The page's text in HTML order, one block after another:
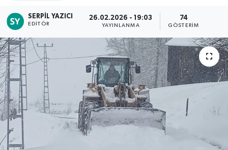
SERPIL YAZICI
EDITÖR
26.02.2026 - 19:03
YAYINLANMA
74
GÖSTERIM